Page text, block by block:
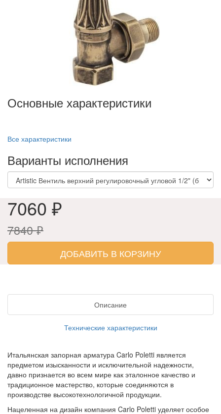
Основные характеристики
Все характеристики
Варианты исполнения
7060 ₽
7840 ₽
ДОБАВИТЬ В КОРЗИНУ
Описание
Технические характеристики
Итальянская запорная арматура Carlo Poletti является
предметом изысканности и исключительной надежности,
давно признается во всем мире как эталонное качество и
традиционное мастерство, которые соединяются в
производстве высокотехнологичной продукции.
Нацеленная на дизайн компания Carlo Poletti уделяет особое